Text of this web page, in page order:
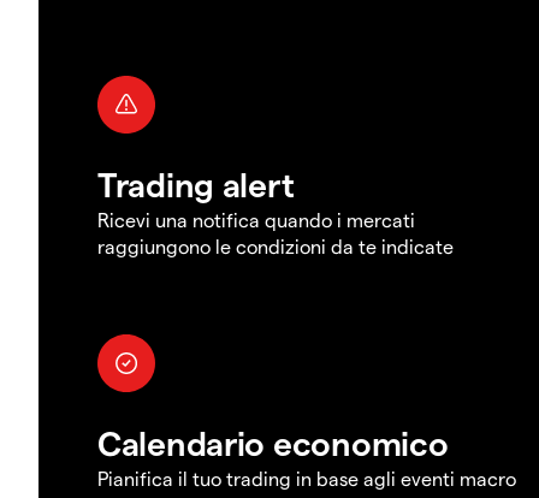
Trading alert
Ricevi una notifica quando i mercati
raggiungono le condizioni da te indicate
Calendario economico
Pianifica il tuo trading in base agli eventi macro